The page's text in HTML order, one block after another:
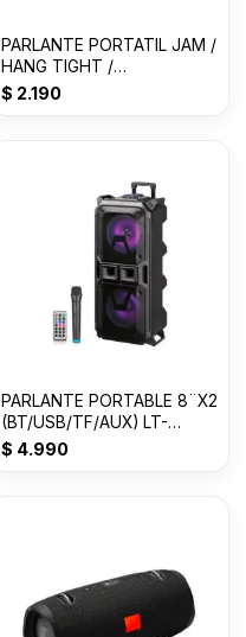
PARLANTE PORTATIL JAM /
HANG TIGHT /
BLUETOOTH / GRIS
$ 2.190
PARLANTE PORTABLE 8¨X2
(BT/USB/TF/AUX) LT-
2801XBT
$ 4.990